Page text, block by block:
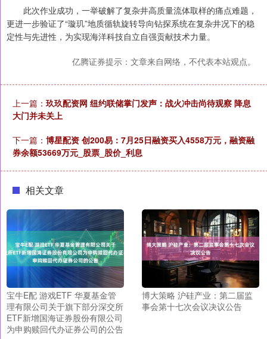
此次作业成功，一举破解了复杂井高质量流体取样的痛点难题，
更进一步验证了“璇玑”地质循轨旋转导向钻探系统在复杂井况下的稳
定性与先进性，为实现海洋科技自立自强贡献技术力量。
亿腾证券提示：文章来自网络，不代表本站观点。
上一篇： 玖玖配资网 纽约联储掌门发声：战火冲击尚待观察 降息
大门并未关上
下一篇： 博星配资 创200易：7月25日融资买入4558万元，融资融
券余额53669万元_股票_股价_利息
相关文章
宝牛E配 游戏ETF 华夏基金管
理有限公司关于旗下部分深交所
ETF新增国海证券股份有限公司
为申购赎回代办证券公司的公告
博大策略 沪硅产业：第二届监
事会第十七次会议决议公告